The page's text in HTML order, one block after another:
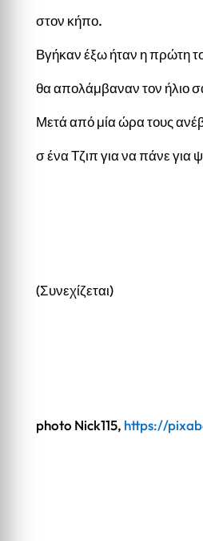
στον κήπο.
Βγήκαν έξω ήταν η πρώτη
θα απολάμβαναν τον ήλιο
Μετά από μία ώρα τους
σ ένα Τζιπ για να πάνε για
(Συνεχίζεται)
photo Nick115, https://